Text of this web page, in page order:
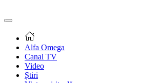
Alfa Omega
Canal TV
Video
Știri